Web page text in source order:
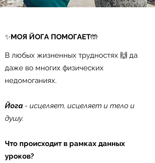
​✨МОЯ ЙОГА ПОМОГАЕТ🤲⠀
В любых жизненных трудностях 🙌 да
даже во многих физических
недомоганиях.
Йога - исцеляет, исцеляет и тело и
душу.
Что происходит в рамках данных
уроков?⠀